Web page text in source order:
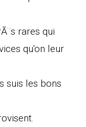
rares qui
qu'on leur
suis les bons